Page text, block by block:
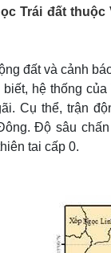
Vũ khí
Đời sống
Nhà đẹp
Blog
Trái đất
đất và cảnh
hệ thống
Cụ thể, trận
Độ sâu
tai cấp 0.